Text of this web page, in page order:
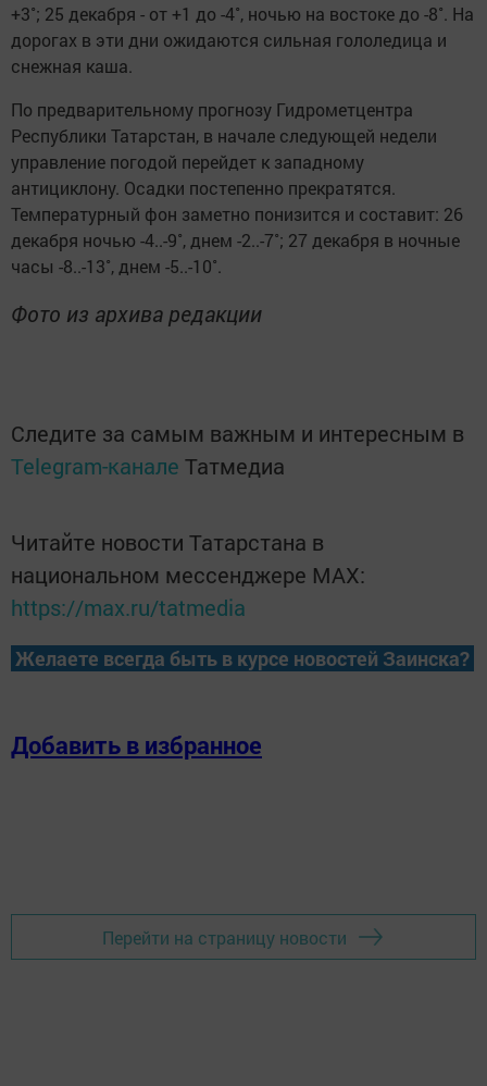
+3˚; 25 декабря - от +1 до -4˚, ночью на востоке до -8˚. На
дорогах в эти дни ожидаются сильная гололедица и
снежная каша.
По предварительному прогнозу Гидрометцентра
Республики Татарстан, в начале следующей недели
управление погодой перейдет к западному
антициклону. Осадки постепенно прекратятся.
Температурный фон заметно понизится и составит: 26
декабря ночью -4..-9˚, днем -2..-7˚; 27 декабря в ночные
часы -8..-13˚, днем -5..-10˚.
Фото из архива редакции
Следите за самым важным и интересным в
Telegram-канале Татмедиа
Читайте новости Татарстана в
национальном мессенджере MАХ:
https://max.ru/tatmedia
Желаете всегда быть в курсе новостей Заинска?
Добавить в избранное
Перейти на страницу новости